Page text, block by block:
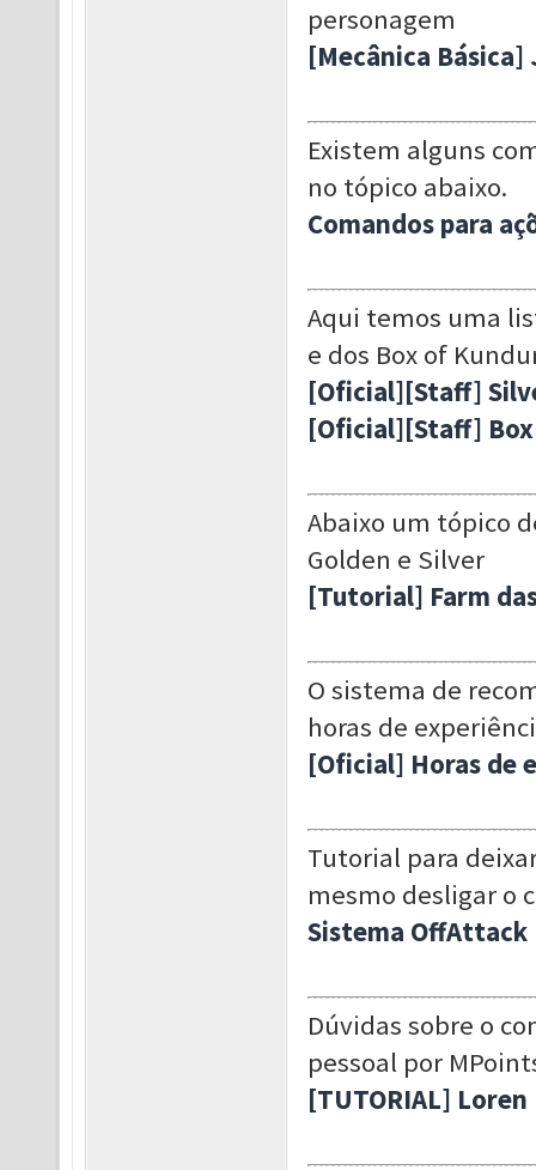
personagem
[Mecânica Básica]
Existem alguns
no tópico abaixo.
Comandos para
Aqui temos uma
e dos Box of
[Oficial][Staff]
[Oficial][Staff]
Abaixo um tópico
Golden e Silver
[Tutorial] Farm
O sistema de
horas de
[Oficial] Horas de
Tutorial para
mesmo desligar o
Sistema OffAttack
Dúvidas sobre o
pessoal por
[TUTORIAL]